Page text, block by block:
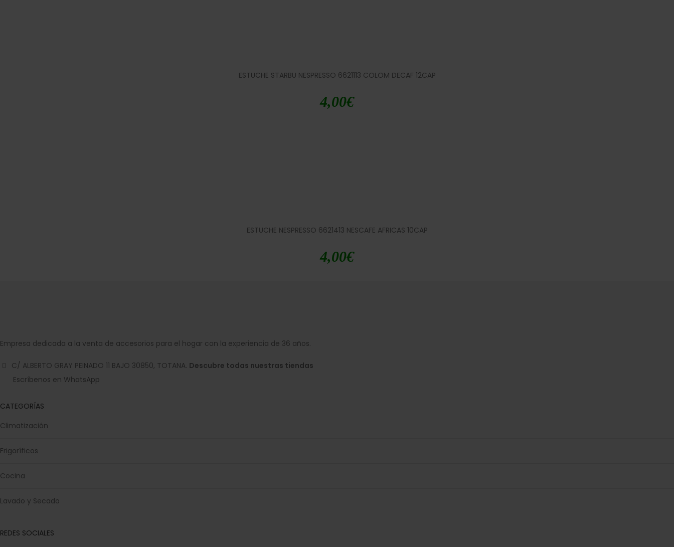
ESTUCHE STARBU NESPRESSO 6621113 COLOM DECAF 12CAP
4,00€
ESTUCHE NESPRESSO 6621413 NESCAFE AFRICAS 10CAP
4,00€
Empresa dedicada a la venta de accesorios para el hogar con la experiencia de 36 años.
C/ ALBERTO GRAY PEINADO 11 BAJO 30850, TOTANA. Descubre todas nuestras tiendas
Escríbenos en WhatsApp
CATEGORÍAS
Climatización
Frigoríficos
Cocina
Lavado y Secado
REDES SOCIALES